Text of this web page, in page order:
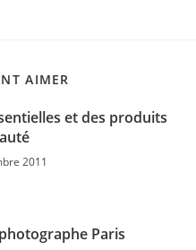
AIMER
et des produits
2011
Paris